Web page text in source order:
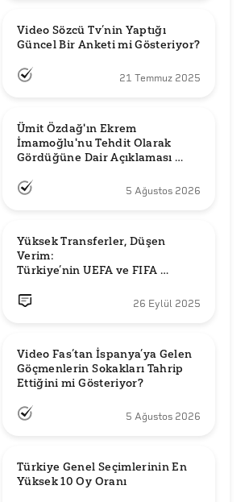
Video Sözcü Tv’nin Yaptığı
Güncel Bir Anketi mi Gösteriyor?
21 Temmuz 2025
Ümit Özdağ'ın Ekrem
İmamoğlu'nu Tehdit Olarak
Gördüğüne Dair Açıklaması
5 Ağustos 2026
Yüksek Transferler, Düşen
Verim:
Türkiye’nin UEFA ve FIFA
26 Eylül 2025
Video Fas’tan İspanya’ya Gelen
Göçmenlerin Sokakları Tahrip
Ettiğini mi Gösteriyor?
5 Ağustos 2026
Türkiye Genel Seçimlerinin En
Yüksek 10 Oy Oranı